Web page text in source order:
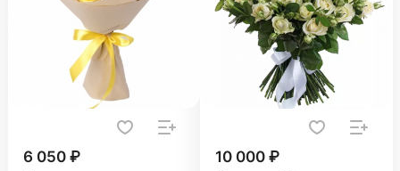
6 050 ₽ 10 000 ₽